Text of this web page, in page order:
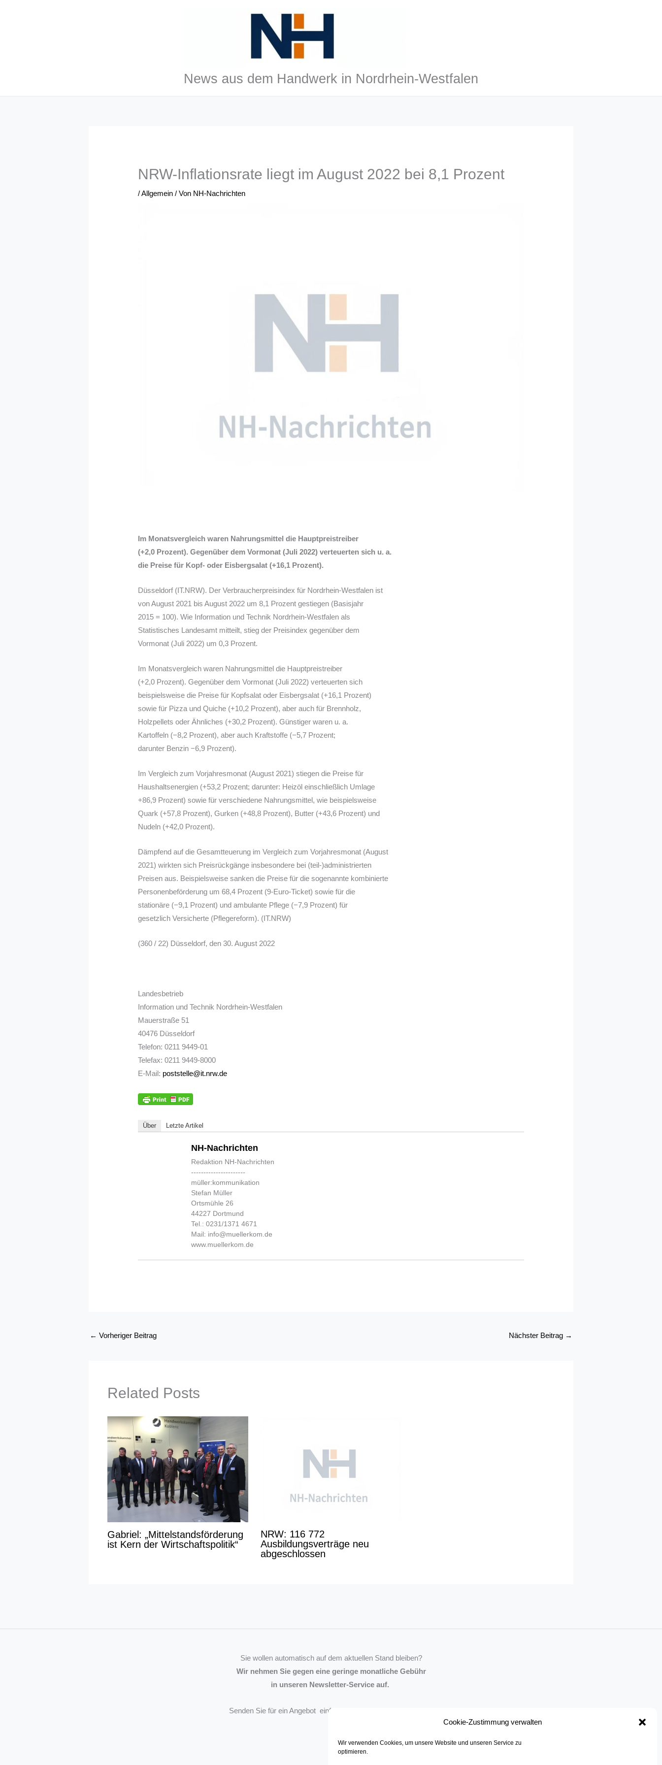
Cookie-Zustimmung verwalten
Wir verwenden Cookies, um unsere Website und unseren Service zu
optimieren.
News aus dem Handwerk in Nordrhein-Westfalen
NRW-Inflationsrate liegt im August 2022 bei 8,1 Prozent
/Allgemein / Von NH-Nachrichten
Im Monatsvergleich waren Nahrungsmittel die Hauptpreistreiber
(+2,0 Prozent). Gegenüber dem Vormonat (Juli 2022) verteuerten sich u. a.
die Preise für Kopf- oder Eisbergsalat (+16,1 Prozent).
Düsseldorf (IT.NRW). Der Verbraucherpreisindex für Nordrhein-Westfalen ist
von August 2021 bis August 2022 um 8,1 Prozent gestiegen (Basisjahr
2015 = 100). Wie Information und Technik Nordrhein-Westfalen als
Statistisches Landesamt mitteilt, stieg der Preisindex gegenüber dem
Vormonat (Juli 2022) um 0,3 Prozent.
Im Monatsvergleich waren Nahrungsmittel die Hauptpreistreiber
(+2,0 Prozent). Gegenüber dem Vormonat (Juli 2022) verteuerten sich
beispielsweise die Preise für Kopfsalat oder Eisbergsalat (+16,1 Prozent)
sowie für Pizza und Quiche (+10,2 Prozent), aber auch für Brennholz,
Holzpellets oder Ähnliches (+30,2 Prozent). Günstiger waren u. a.
Kartoffeln (−8,2 Prozent), aber auch Kraftstoffe (−5,7 Prozent;
darunter Benzin −6,9 Prozent).
Im Vergleich zum Vorjahresmonat (August 2021) stiegen die Preise für
Haushaltsenergien (+53,2 Prozent; darunter: Heizöl einschließlich Umlage
+86,9 Prozent) sowie für verschiedene Nahrungsmittel, wie beispielsweise
Quark (+57,8 Prozent), Gurken (+48,8 Prozent), Butter (+43,6 Prozent) und
Nudeln (+42,0 Prozent).
Dämpfend auf die Gesamtteuerung im Vergleich zum Vorjahresmonat (August
2021) wirkten sich Preisrückgänge insbesondere bei (teil-)administrierten
Preisen aus. Beispielsweise sanken die Preise für die sogenannte kombinierte
Personenbeförderung um 68,4 Prozent (9-Euro-Ticket) sowie für die
stationäre (−9,1 Prozent) und ambulante Pflege (−7,9 Prozent) für
gesetzlich Versicherte (Pflegereform). (IT.NRW)
(360 / 22) Düsseldorf, den 30. August 2022
Landesbetrieb
Information und Technik Nordrhein-Westfalen
Mauerstraße 51
40476 Düsseldorf
Telefon: 0211 9449-01
Telefax: 0211 9449-8000
E-Mail: poststelle@it.nrw.de
Über Letzte Artikel
NH-Nachrichten
Redaktion NH-Nachrichten
----------------------
müller:kommunikation
Stefan Müller
Ortsmühle 26
44227 Dortmund
Tel.: 0231/1371 4671
Mail: info@muellerkom.de
www.muellerkom.de
← Vorheriger Beitrag Nächster Beitrag →
Related Posts
Gabriel: „Mittelstandsförderung
ist Kern der Wirtschaftspolitik“
NRW: 116 772
Ausbildungsverträge neu
abgeschlossen
Sie wollen automatisch auf dem aktuellen Stand bleiben?
Wir nehmen Sie gegen eine geringe monatliche Gebühr
in unseren Newsletter-Service auf.
Senden Sie für ein Angebot einfach eine